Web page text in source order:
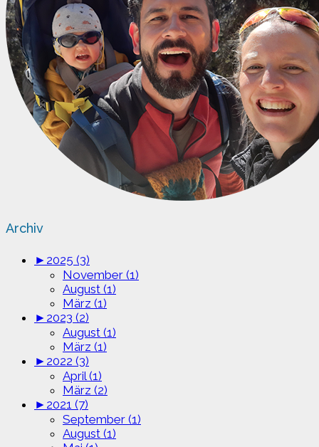
Archiv
► 2025 (3)
November (1)
August (1)
März (1)
► 2023 (2)
August (1)
März (1)
► 2022 (3)
April (1)
März (2)
► 2021 (7)
September (1)
August (1)